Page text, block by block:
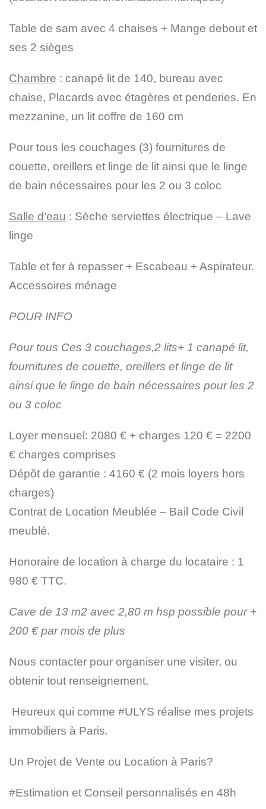
Table de sam avec 4 chaises + Mange debout et
ses 2 sièges
Chambre : canapé lit de 140, bureau avec
chaise, Placards avec étagères et penderies. En
mezzanine, un lit coffre de 160 cm
Pour tous les couchages (3) fournitures de
couette, oreillers et linge de lit ainsi que le linge
de bain nécessaires pour les 2 ou 3 coloc
Salle d’eau : Sèche serviettes électrique – Lave
linge
Table et fer à repasser + Escabeau + Aspirateur.
Accessoires ménage
POUR INFO
Pour tous Ces 3 couchages,2 lits+ 1 canapé lit,
fournitures de couette, oreillers et linge de lit
ainsi que le linge de bain nécessaires pour les 2
ou 3 coloc
Loyer mensuel : 2080 € + charges 120 € = 2200
€ charges comprises
Dépôt de garantie : 4160 € (2 mois loyers hors
charges)
Contrat de Location Meublée – Bail Code Civil
meublé.
Honoraire de location à charge du locataire : 1
980 € TTC.
Cave de 13 m2 avec 2,80 m hsp possible pour +
200 € par mois de plus
Nous contacter pour organiser une visiter, ou
obtenir tout renseignement,
‍ Heureux qui comme #ULYS réalise mes projets
immobiliers à Paris.
Un Projet de Vente ou Location à Paris?
#Estimation et Conseil personnalisés en 48h